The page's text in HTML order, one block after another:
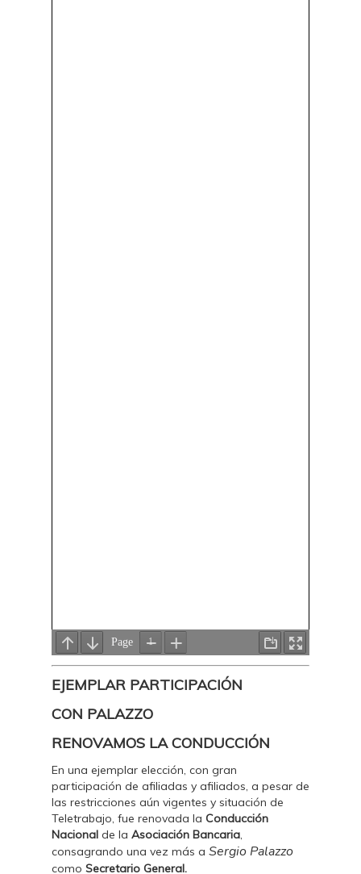
EJEMPLAR PARTICIPACIÓN
CON PALAZZO
RENOVAMOS LA CONDUCCIÓN
En una ejemplar elección, con gran
participación de afiliadas y afiliados, a pesar de
las restricciones aún vigentes y situación de
Teletrabajo, fue renovada la Conducción
Nacional de la Asociación Bancaria,
consagrando una vez más a Sergio Palazzo
como Secretario General.